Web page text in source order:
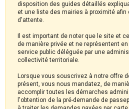
disposition des guides détaillés
et une liste des mairies à proximité
d'attente.
Il est important de noter que le site et
de manière privée et ne représentent
service public déléguée par une
collectivité territoriale.
Lorsque vous souscrivez à notre offre
présent, vous nous mandatez, de
accomplir toutes les démarches
l'obtention de la pré-demande de